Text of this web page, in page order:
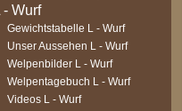
Gewichtstabelle L - Wurf
Unser Aussehen L - Wurf
Welpenbilder L - Wurf
Welpentagebuch L - Wurf
Videos L - Wurf